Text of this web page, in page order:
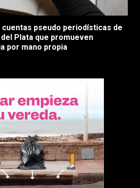
pseudo periodísticas de
Plata que promueven
por mano propia